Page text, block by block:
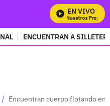
EN VIVO
Mira Todos Nuestros
ENCUENTRAN A
/ Encuentran cuerpo flotando en